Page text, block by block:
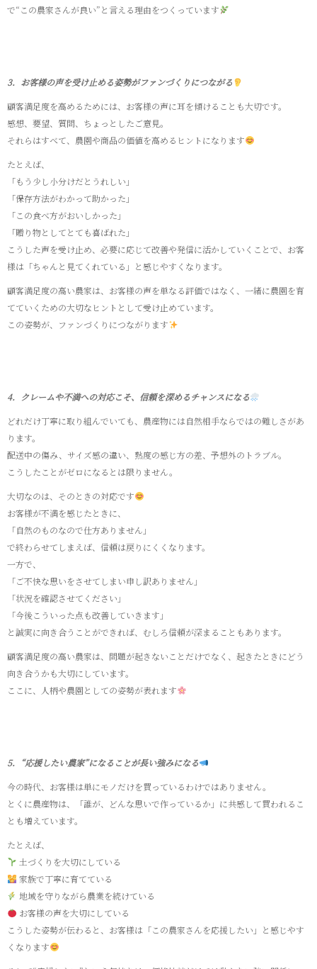
で“この農家さんが良い”と言える理由をつくっています
3．お客様の声を受け止める姿勢がファンづくりにつながる
顧客満足度を高めるためには、お客様の声に耳を傾けることも大切です。
感想、要望、質問、ちょっとしたご意見。
それらはすべて、農園や商品の価値を高めるヒントになります
たとえば、
「もう少し小分けだとうれしい」
「保存方法がわかって助かった」
「この食べ方がおいしかった」
「贈り物としてとても喜ばれた」
こうした声を受け止め、必要に応じて改善や発信に活かしていくことで、お客
様は「ちゃんと見てくれている」と感じやすくなります。
顧客満足度の高い農家は、お客様の声を単なる評価ではなく、一緒に農園を育
てていくための大切なヒントとして受け止めています。
この姿勢が、ファンづくりにつながります
4．クレームや不満への対応こそ、信頼を深めるチャンスになる
どれだけ丁寧に取り組んでいても、農産物には自然相手ならではの難しさがあ
ります。
配送中の傷み、サイズ感の違い、熟度の感じ方の差、予想外のトラブル。
こうしたことがゼロになるとは限りません。
大切なのは、そのときの対応です
お客様が不満を感じたときに、
「自然のものなので仕方ありません」
で終わらせてしまえば、信頼は戻りにくくなります。
一方で、
「ご不快な思いをさせてしまい申し訳ありません」
「状況を確認させてください」
「今後こういった点も改善していきます」
と誠実に向き合うことができれば、むしろ信頼が深まることもあります。
顧客満足度の高い農家は、問題が起きないことだけでなく、起きたときにどう
向き合うかも大切にしています。
ここに、人柄や農園としての姿勢が表れます
5．“応援したい農家”になることが長い強みになる
今の時代、お客様は単にモノだけを買っているわけではありません。
とくに農産物は、「誰が、どんな思いで作っているか」に共感して買われるこ
とも増えています。
たとえば、
土づくりを大切にしている
家族で丁寧に育てている
地域を守りながら農業を続けている
お客様の声を大切にしている
こうした姿勢が伝わると、お客様は「この農家さんを応援したい」と感じやす
くなります